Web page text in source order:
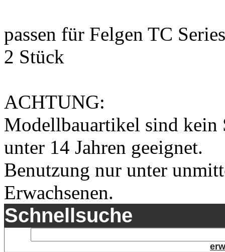
passen für Felgen TC
2 Stück
ACHTUNG:
Modellbauartikel sind
unter 14 Jahren geeignet.
Benutzung nur unter
Erwachsenen.
Schnellsuche